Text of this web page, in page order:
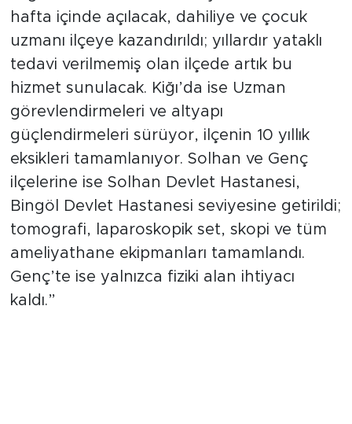
hafta içinde açılacak, dahiliye ve çocuk
uzmanı ilçeye kazandırıldı; yıllardır yataklı
tedavi verilmemiş olan ilçede artık bu
hizmet sunulacak. Kiğı’da ise Uzman
görevlendirmeleri ve altyapı
güçlendirmeleri sürüyor, ilçenin 10 yıllık
eksikleri tamamlanıyor. Solhan ve Genç
ilçelerine ise Solhan Devlet Hastanesi,
Bingöl Devlet Hastanesi seviyesine getirildi;
tomografi, laparoskopik set, skopi ve tüm
ameliyathane ekipmanları tamamlandı.
Genç’te ise yalnızca fiziki alan ihtiyacı
kaldı.”